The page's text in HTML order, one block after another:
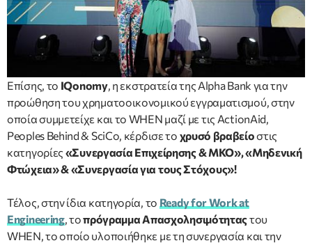
Επίσης, το IQonomy, η εκστρατεία της Alpha Bank για την
προώθηση του χρηματοοικονομικού εγγραματισμού, στην
οποία συμμετείχε και το WHEN μαζί με τις ActionAid,
Peoples Behind & SciCo, κέρδισε το χρυσό βραβείοστις
κατηγορίες «Συνεργασία Επιχείρησης & ΜΚΟ», «Μηδενική
Φτώχεια» & «Συνεργασία για τους Στόχους»!
Τέλος, στην ίδια κατηγορία, το Ready for Work at
Engineering, τοπρόγραμμα Απασχολησιμότηταςτου
WHEN, το οποίο υλοποιήθηκε με τη συνεργασία και την